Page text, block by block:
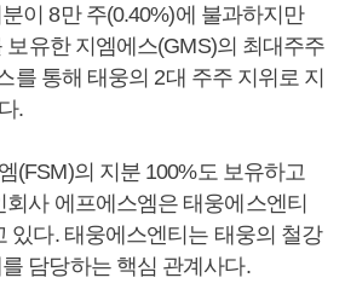
이 8만 주(0.40%)에 불과하지만
보유한 지엠에스(GMS)의 최대주주
를 통해 태웅의 2대 주주 지위로 지
.
(FSM)의 지분 100%도 보유하고
회사 에프에스엠은 태웅에스엔티
있다. 태웅에스엔티는 태웅의 철강
담당하는 핵심 관계사다.